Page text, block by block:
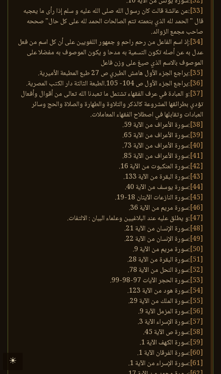
[33]
:عن عائشة قالت كان رسول الله صلى الله عليه و سلم إذا رأى ما يعجبه
قال " الحمد لله الذي بنعمته تتم الصالحات الحمد لله على كل حال" صححه
صاحب مجمع الزوائد.
[34]
:إذ اسم الفاعل من رحم راحم و جمهور اللغويين على أن كل اسم من فعل
عدل به عن أصله تكون التسمية به مدحا و يكون الموصوف به مفضلا على
الموصوف بالاسم الذي صيغ على وزن فاعل
[35]
:يراجع الجزء الأول هامش الطبري ص 27 طبع المطبعة الأميرية.
[36]
:يراجع الجزء الأول ص 104- 105.الطبعة الثالثة دار الكتب المصرية.
[37]
:و العبادة في عرف الفقهاء تشتمل ما تعبدنا الله تعالى من أقوال وأفعال
تؤدي بطرائقها المشروعة كالذكر والتلاوة والطهارة والصلاة والحج وسائر
العبادات وتقابلها في اصطلاح الفقهاء المعاملات.
[38]
:سورة الأعراف من الآية 59.
[39]
:سورة الأعراف من الآية 65.
[40]
:سورة الأعراف من الآية 73.
[41]
:سورة الأعراف من الآية 85.
[42]
:سورة العنكبوت من الآية 16.
[43]
:سورة البقرة من الآية 133.
[44]
:سورة يوسف من الآية 40.
[45]
:سورة النازعات الآيتان 18-19.
[46]
:سورة مريم من الآية 36.
[47]
:و يطلق عليه عند البلاغيين وعلماء البيان : الالتفات.
[48]
:سورة الإنسان من الآية 21.
[49]
:سورة الإنسان من الآية 22.
[50]
:سورة مريم من الآية 9.
[51]
:سورة البقرة من الآية 28.
[52]
:سورة النحل من الآية 78.
[53]
:سورة الحجر الآيات 97-98-99.
[54]
:سورة هود من الآية 123.
[55]
:سورة الملك من الآية 29.
[56]
:سورة المزمل الآية 9.
[57]
:سورة الإسراء الآية 3.
[58]
:سورة ص الآية 45.
[59]
:سورة الكهف الآية 1.
[60]
:سورة الفرقان الآية 1.
[61]
:سورة الإسراء من الآية 1.
☀